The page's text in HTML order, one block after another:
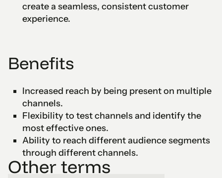
create a seamless, consistent customer
experience.
Benefits
Increased reach by being present on multiple
channels.
Flexibility to test channels and identify the
most effective ones.
Ability to reach different audience segments
through different channels.
Other terms